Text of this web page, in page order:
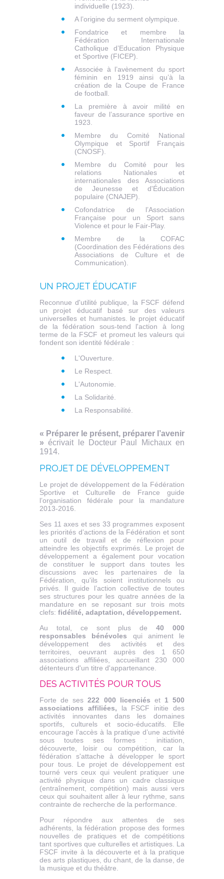
individuelle (1923).
A l’origine du serment olympique.
Fondatrice et membre la
Fédération Internationale
Catholique d’Education Physique
et Sportive (FICEP).
Associée à l’avènement du sport
féminin en 1919 ainsi qu’à la
création de la Coupe de France
de football.
La première à avoir milité en
faveur de l’assurance sportive en
1923.
Membre du Comité National
Olympique et Sportif Français
(CNOSF).
Membre du Comité pour les
relations Nationales et
internationales des Associations
de Jeunesse et d'Éducation
populaire (CNAJEP).
Cofondatrice de l’Association
Française pour un Sport sans
Violence et pour le Fair-Play.
Membre de la COFAC
(Coordination des Fédérations des
Associations de Culture et de
Communication).
UN PROJET ÉDUCATIF
Reconnue d'utilité publique, la FSCF défend
un projet éducatif basé sur des valeurs
universelles et humanistes. le projet éducatif
de la fédération sous-tend l'action à long
terme de la FSCF et promeut les valeurs qui
fondent son identité fédérale :
L'Ouverture.
Le Respect.
L'Autonomie.
La Solidarité.
La Responsabilité.
« Préparer le présent, préparer l’avenir
»écrivait le Docteur Paul Michaux en
1914.
PROJET DE DÉVELOPPEMENT
Le projet de développement de la Fédération
Sportive et Culturelle de France guide
l’organisation fédérale pour la mandature
2013-2016.
Ses 11 axes et ses 33 programmes exposent
les priorités d’actions de la Fédération et sont
un outil de travail et de réflexion pour
atteindre les objectifs exprimés. Le projet de
développement a également pour vocation
de constituer le support dans toutes les
discussions avec les partenaires de la
Fédération, qu'ils soient institutionnels ou
privés. Il guide l’action collective de toutes
ses structures pour les quatre années de la
mandature en se reposant sur trois mots
clefs: fidélité, adaptation, développement.
Au total, ce sont plus de40 000
responsables bénévoles qui animent le
développement des activités et des
territoires, oeuvrant auprès des 1 650
associations affiliées, accueillant 230 000
détenteurs d'un titre d'appartenance.
DES ACTIVITÉS POUR TOUS
Forte de ses222 000 licenciés et1 500
associations affiliées, la FSCF initie des
activités innovantes dans les domaines
sportifs, culturels et socio-éducatifs. Elle
encourage l’accès à la pratique d’une activité
sous toutes ses formes : initiation,
découverte, loisir ou compétition, car la
fédération s'attache à développer le sport
pour tous. Le projet de développement est
tourné vers ceux qui veulent pratiquer une
activité physique dans un cadre classique
(entraînement, compétition) mais aussi vers
ceux qui souhaitent aller à leur rythme, sans
contrainte de recherche de la performance.
Pour répondre aux attentes de ses
adhérents, la fédération propose des formes
nouvelles de pratiques et de compétitions
tant sportives que culturelles et artistiques. La
FSCF invite à la découverte et à la pratique
des arts plastiques, du chant, de la danse, de
la musique et du théâtre.